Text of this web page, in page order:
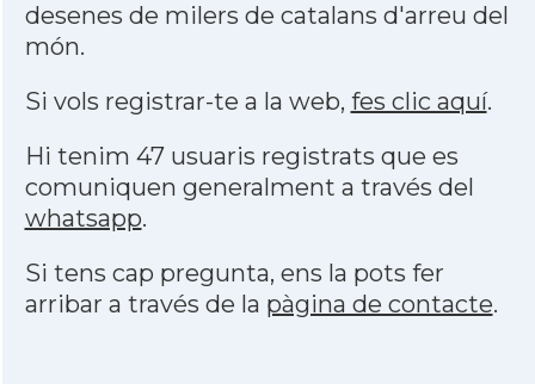
desenes de milers de catalans d'arreu del
món.
Si vols registrar-te a la web, fes clic aquí.
Hi tenim 47 usuaris registrats que es
comuniquen generalment a través del
whatsapp.
Si tens cap pregunta, ens la pots fer
arribar a través de la pàgina de contacte.